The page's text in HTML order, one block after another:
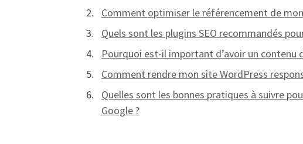
Comment optimiser le référencement de
Quels sont les plugins SEO recommandés
Pourquoi est-il important d’avoir un contenu
Comment rendre mon site WordPress
Quelles sont les bonnes pratiques à suivre
Google ?